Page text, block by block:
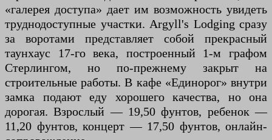
«галерея доступа» дает им возможность увидеть
труднодоступные участки. Argyll's Lodging сразу
за воротами представляет собой прекрасный
таунхаус 17-го века, построенный 1-м графом
Стерлингом, но по-прежнему закрыт на
строительные работы. В кафе «Единорог» внутри
замка подают еду хорошего качества, но она
дорогая. Взрослый — 19,50 фунтов, ребенок —
11,20 фунтов, концерт — 17,50 фунтов, онлайн-